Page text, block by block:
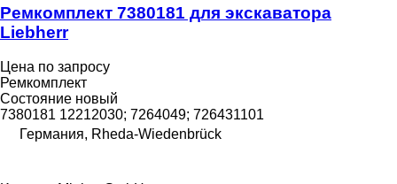
Ремкомплект 7380181 для экскаватора
Liebherr
Цена по запросу
Ремкомплект
Состояние новый
7380181 12212030; 7264049; 726431101
Германия, Rheda-Wiedenbrück